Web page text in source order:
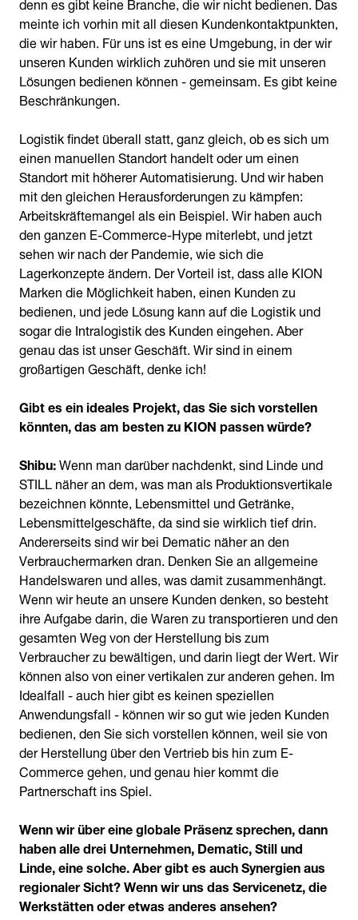
meinte ich vorhin mit all diesen Kundenkontaktpunkten,
die wir haben. Für uns ist es eine Umgebung, in der wir
unseren Kunden wirklich zuhören und sie mit unseren
Lösungen bedienen können - gemeinsam. Es gibt keine
Beschränkungen.
Logistik findet überall statt, ganz gleich, ob es sich um
einen manuellen Standort handelt oder um einen
Standort mit höherer Automatisierung. Und wir haben
mit den gleichen Herausforderungen zu kämpfen:
Arbeitskräftemangel als ein Beispiel. Wir haben auch
den ganzen E-Commerce-Hype miterlebt, und jetzt
sehen wir nach der Pandemie, wie sich die
Lagerkonzepte ändern. Der Vorteil ist, dass alle KION
Marken die Möglichkeit haben, einen Kunden zu
bedienen, und jede Lösung kann auf die Logistik und
sogar die Intralogistik des Kunden eingehen. Aber
genau das ist unser Geschäft. Wir sind in einem
großartigen Geschäft, denke ich!
Gibt es ein ideales Projekt, das Sie sich vorstellen
könnten, das am besten zu KION passen würde?
Shibu:Wenn man darüber nachdenkt, sind Linde und
STILL näher an dem, was man als Produktionsvertikale
bezeichnen könnte, Lebensmittel und Getränke,
Lebensmittelgeschäfte, da sind sie wirklich tief drin.
Andererseits sind wir bei Dematic näher an den
Verbrauchermarken dran. Denken Sie an allgemeine
Handelswaren und alles, was damit zusammenhängt.
Wenn wir heute an unsere Kunden denken, so besteht
ihre Aufgabe darin, die Waren zu transportieren und den
gesamten Weg von der Herstellung bis zum
Verbraucher zu bewältigen, und darin liegt der Wert. Wir
können also von einer vertikalen zur anderen gehen. Im
Idealfall - auch hier gibt es keinen speziellen
Anwendungsfall - können wir so gut wie jeden Kunden
bedienen, den Sie sich vorstellen können, weil sie von
der Herstellung über den Vertrieb bis hin zum E-
Commerce gehen, und genau hier kommt die
Partnerschaft ins Spiel.
Wenn wir über eine globale Präsenz sprechen, dann
haben alle drei Unternehmen, Dematic, Still und
Linde, eine solche. Aber gibt es auch Synergien aus
regionaler Sicht? Wenn wir uns das Servicenetz, die
Werkstätten oder etwas anderes ansehen?